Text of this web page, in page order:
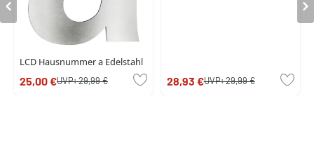
LCD Hausnummer a Edelstahl
25,00 €UVP:29,99 € 28,93 €UVP:29,99 €